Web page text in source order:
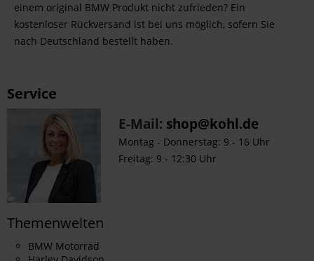
einem original BMW Produkt nicht zufrieden? Ein
kostenloser Rückversand ist bei uns möglich, sofern Sie
nach Deutschland bestellt haben.
Service
E-Mail: shop@kohl.de
Montag - Donnerstag: 9 - 16 Uhr
Freitag: 9 - 12:30 Uhr
Themenwelten
BMW Motorrad